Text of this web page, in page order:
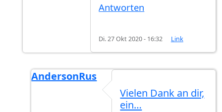
Antworten
Di. 27 Okt 2020 - 16:32 Link
AndersonRus
KleinigkeitenvonGast (nicht
Vielen Dank an dir,
ein…